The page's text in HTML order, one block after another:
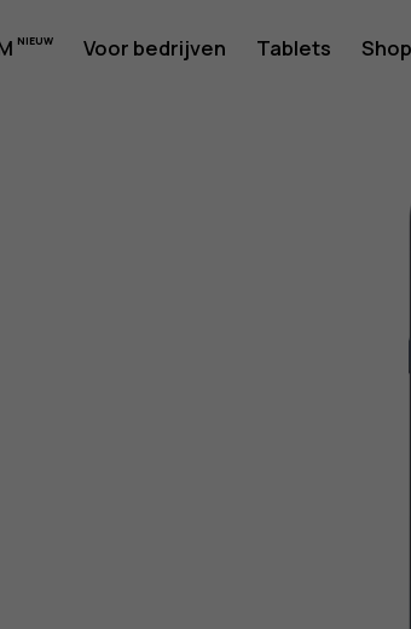
Voor bedrijven Tablets Shop